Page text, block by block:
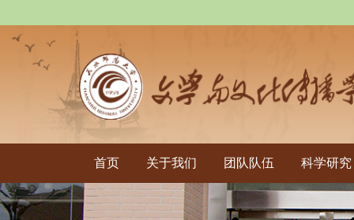
首页 关于我们 团队队伍 科学研究